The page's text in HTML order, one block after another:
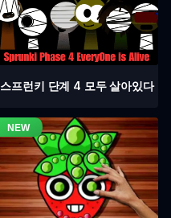
스프런키 단계 4 모두 살아있다